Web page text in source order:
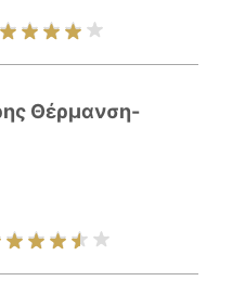
Θέρμανση-